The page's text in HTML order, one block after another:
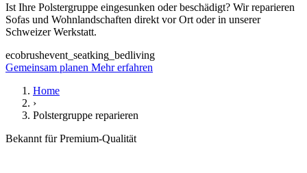
Ist Ihre Polstergruppe eingesunken oder beschädigt? Wir reparieren
Sofas und Wohnlandschaften direkt vor Ort oder in unserer
Schweizer Werkstatt.
ecobrushevent_seatking_bedliving
Gemeinsam planen Mehr erfahren
Home
›
Polstergruppe reparieren
Bekannt für Premium-Qualität